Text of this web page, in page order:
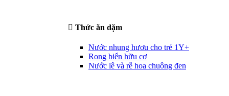
Thức ăn dặm
Nước nhung hươu cho trẻ 1Y+
Rong biển hữu cơ
Nước lê và rễ hoa chuông đen